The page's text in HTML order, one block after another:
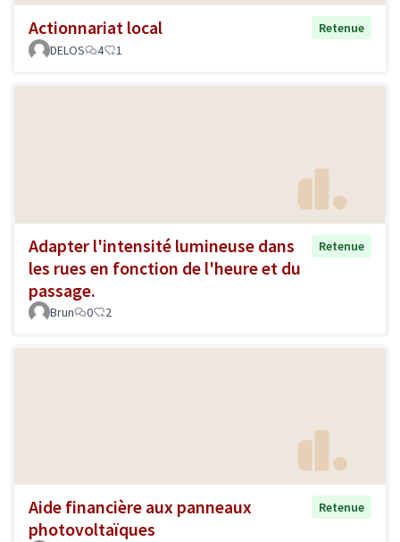
Actionnariat local
Retenue
DELOS
4 1
Adapter l'intensité lumineuse dans
les rues en fonction de l'heure et du
passage.
Retenue
Brun 0 2
Aide financière aux panneaux
photovoltaïques
Retenue